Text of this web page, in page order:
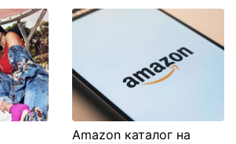
Amazon каталог на